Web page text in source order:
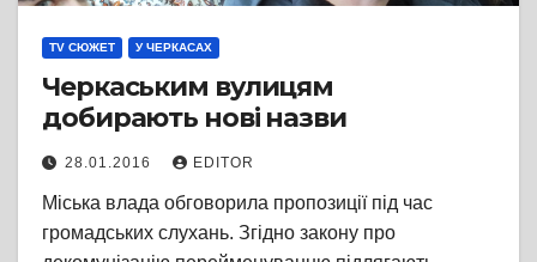
TV СЮЖЕТ У ЧЕРКАСАХ
Черкаським вулицям
добирають нові назви
28.01.2016 EDITOR
Міська влада обговорила пропозиції під час
громадських слухань. Згідно закону про